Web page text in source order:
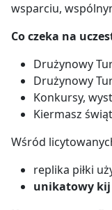
wsparciu,
Co czeka na
Drużynowy
Drużynowy
Konkursy,
Kiermasz
Wśród
replika piłki
unikatowy kij